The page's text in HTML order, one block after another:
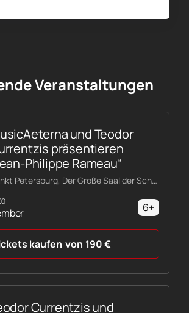
Veranstaltungen
und Teodor
präsentieren
Philippe Rameau“
Sankt Petersburg, Der Große Saal der Schostakowitsch-Philharmonie
6+
kaufen von 190€
Currentzis und